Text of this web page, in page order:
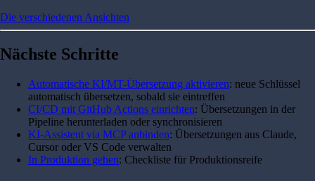
Die verschiedenen Ansichten
Nächste Schritte
Automatische KI/MT-Übersetzung aktivieren: neue Schlüssel
automatisch übersetzen, sobald sie eintreffen
CI/CD mit GitHub Actions einrichten: Übersetzungen in der
Pipeline herunterladen oder synchronisieren
KI-Assistent via MCP anbinden: Übersetzungen aus Claude,
Cursor oder VS Code verwalten
In Produktion gehen: Checkliste für Produktionsreife